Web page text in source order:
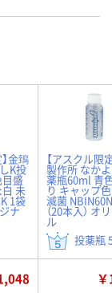
金鵄
K投
盛
未
1袋
ナ
【アスクル限
製作所 なか
薬瓶60ml 青
り キャップ
滅菌
（20本入） オ
ル
投薬瓶